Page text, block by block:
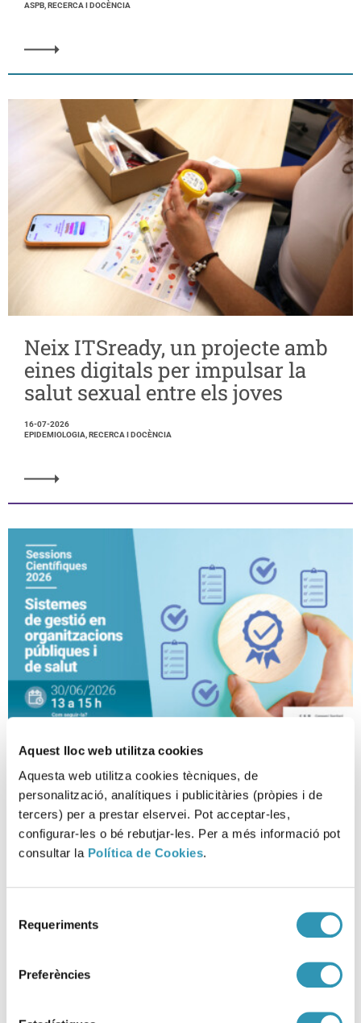
Aquest lloc web utilitza cookies
Aquesta web utilitza cookies tècniques, de
personalització, analítiques i publicitàries (pròpies i de
tercers) per a prestar elservei. Pot acceptar-les,
configurar-les o bé rebutjar-les. Per a més informació pot
consultar la Política de Cookies.
Requeriments
Preferències
ASPB, RECERCA I DOCÈNCIA
Neix ITSready, un projecte amb
eines digitals per impulsar la
salut sexual entre els joves
16-07-2026
EPIDEMIOLOGIA, RECERCA I DOCÈNCIA
Sistemes de gestió en
organitzacions públiques
SESSIONS CIENTÍFIQUES, RECERCA I DOCÈNCIA